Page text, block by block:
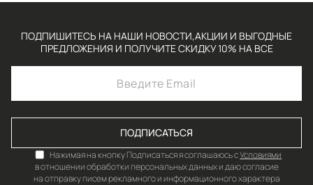
ПОДПИШИТЕСЬ НА НАШИ НОВОСТИ,АКЦИИ И ВЫГОДНЫЕ
ПРЕДЛОЖЕНИЯ И ПОЛУЧИТЕ СКИДКУ 10% НА ВСЕ
ПОДПИСАТЬСЯ
Нажимая на кнопку Подписаться я соглашаюсь сУсловиями
в отношении обработки персональных данных и даю согласие
на отправку писем рекламного и информационного характера